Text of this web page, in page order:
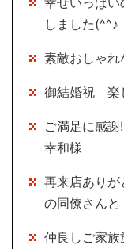
しました(^^♪
素敵おしゃ
御結婚祝 楽
ご満足に感
幸和様
再来店あり
の同僚さんと
仲良しご家